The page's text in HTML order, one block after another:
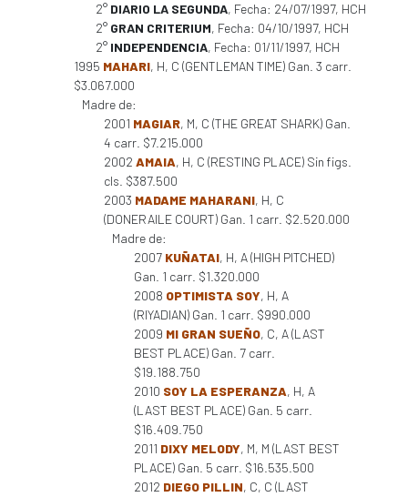
2° DIARIO LA SEGUNDA, Fecha: 24/07/1997, HCH
2° GRAN CRITERIUM, Fecha: 04/10/1997, HCH
2° INDEPENDENCIA, Fecha: 01/11/1997, HCH
1995 MAHARI, H, C (GENTLEMAN TIME) Gan. 3 carr.
$3.067.000
Madre de:
2001 MAGIAR, M, C (THE GREAT SHARK) Gan.
4 carr. $7.215.000
2002 AMAIA, H, C (RESTING PLACE) Sin figs.
cls. $387.500
2003 MADAME MAHARANI, H, C
(DONERAILE COURT) Gan. 1 carr. $2.520.000
Madre de:
2007 KUÑATAI, H, A (HIGH PITCHED)
Gan. 1 carr. $1.320.000
2008 OPTIMISTA SOY, H, A
(RIYADIAN) Gan. 1 carr. $990.000
2009 MI GRAN SUEÑO, C, A (LAST
BEST PLACE) Gan. 7 carr.
$19.188.750
2010 SOY LA ESPERANZA, H, A
(LAST BEST PLACE) Gan. 5 carr.
$16.409.750
2011 DIXY MELODY, M, M (LAST BEST
PLACE) Gan. 5 carr. $16.535.500
2012 DIEGO PILLIN, C, C (LAST